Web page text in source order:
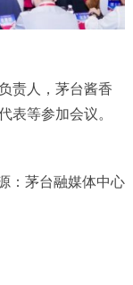
责人，茅台酱香
表等参加会议。
：茅台融媒体中心